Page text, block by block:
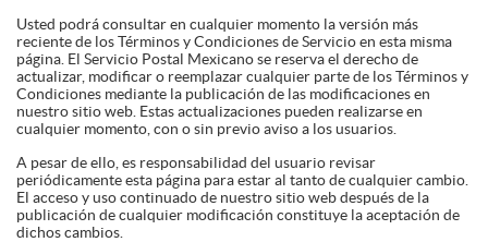
Usted podrá consultar en cualquier momento la versión más
reciente de los Términos y Condiciones de Servicio en esta misma
página. El Servicio Postal Mexicano se reserva el derecho de
actualizar, modificar o reemplazar cualquier parte de los Términos y
Condiciones mediante la publicación de las modificaciones en
nuestro sitio web. Estas actualizaciones pueden realizarse en
cualquier momento, con o sin previo aviso a los usuarios.
A pesar de ello, es responsabilidad del usuario revisar
periódicamente esta página para estar al tanto de cualquier cambio.
El acceso y uso continuado de nuestro sitio web después de la
publicación de cualquier modificación constituye la aceptación de
dichos cambios.